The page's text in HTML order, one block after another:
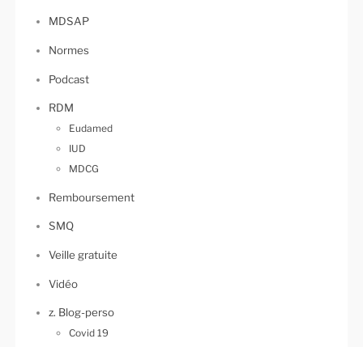
MDSAP
Normes
Podcast
RDM
Eudamed
IUD
MDCG
Remboursement
SMQ
Veille gratuite
Vidéo
z. Blog-perso
Covid 19